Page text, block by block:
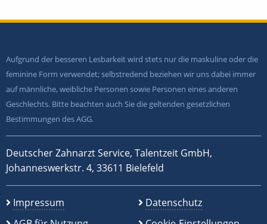
Aufgrund der besseren Lesbarkeit wird stets nur die maskuline oder die
feminine Form verwendet; selbstredend beziehen wir uns dabei immer
auf männliche, weibliche Personen sowie Personen eines anderen
Geschlechts. Bitte beachten auch Sie die geltenden gesetzlichen
Bestimmungen des AGG.
Deutscher Zahnarzt Service, Talentzeit GmbH,
Johanneswerkstr. 4, 33611 Bielefeld
Impressum
Datenschutz